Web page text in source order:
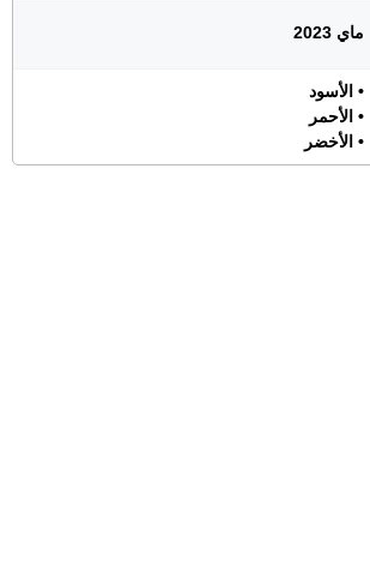
ماي 2023
• الأسود
• الأحمر
• الأخضر